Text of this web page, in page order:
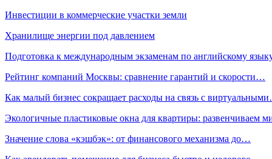
Инвестиции в коммерческие участки земли
Хранилище энергии под давлением
Подготовка к международным экзаменам по английскому
Рейтинг компаний Москвы: сравнение гарантий и скорости…
Как малый бизнес сокращает расходы на связь с
Экологичные пластиковые окна для квартиры: развенчиваем
Значение слова «кэшбэк»: от финансового механизма до…